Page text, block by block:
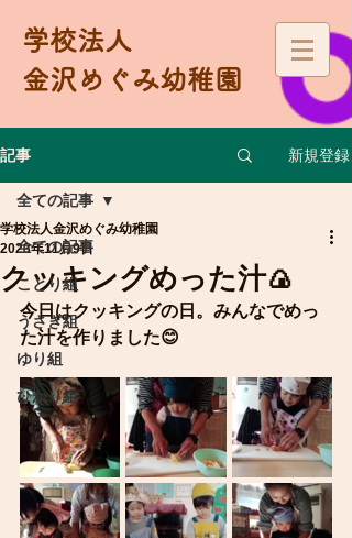
学校法人
金沢めぐみ幼稚園
記事 新規登録
全ての記事
ことり組
うさぎ組
ゆり組
ひかり組
全ての記事
クッキングめった汁🍙
学校法人金沢めぐみ幼稚園
2023年11月9日
今日はクッキングの日。みんなでめっ
た汁を作りました😊